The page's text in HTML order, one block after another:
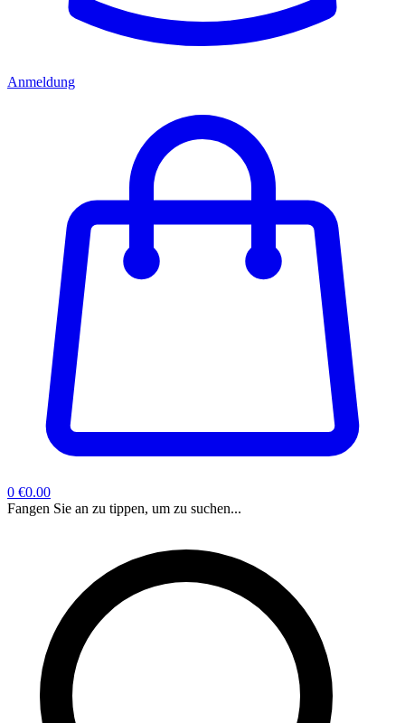
Anmeldung
0 €0.00
Fangen Sie an zu tippen, um zu suchen...